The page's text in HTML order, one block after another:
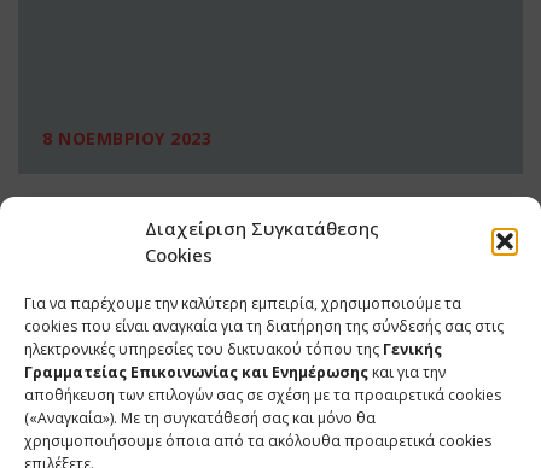
Διαχείριση Συγκατάθεσης
Cookies
Για να παρέχουμε την καλύτερη εμπειρία, χρησιμοποιούμε τα
cookies που είναι αναγκαία για τη διατήρηση της σύνδεσής σας στις
ηλεκτρονικές υπηρεσίες του δικτυακού τόπου της Γενικής
Γραμματείας Επικοινωνίας και Ενημέρωσης και για την
αποθήκευση των επιλογών σας σε σχέση με τα προαιρετικά cookies
(«Αναγκαία»). Με τη συγκατάθεσή σας και μόνο θα
χρησιμοποιήσουμε όποια από τα ακόλουθα προαιρετικά cookies
επιλέξετε.
8 ΝΟΕΜΒΡΙΟΥ 2023
ΕΠΙΚΟΙΝΩΝΙΑ